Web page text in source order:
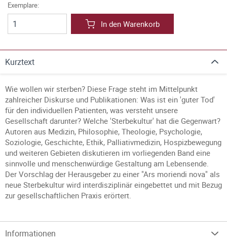
Exemplare:
In den Warenkorb
Kurztext
Wie wollen wir sterben? Diese Frage steht im Mittelpunkt
zahlreicher Diskurse und Publikationen: Was ist ein 'guter Tod'
für den individuellen Patienten, was versteht unsere
Gesellschaft darunter? Welche 'Sterbekultur' hat die Gegenwart?
Autoren aus Medizin, Philosophie, Theologie, Psychologie,
Soziologie, Geschichte, Ethik, Palliativmedizin, Hospizbewegung
und weiteren Gebieten diskutieren im vorliegenden Band eine
sinnvolle und menschenwürdige Gestaltung am Lebensende.
Der Vorschlag der Herausgeber zu einer "Ars moriendi nova" als
neue Sterbekultur wird interdisziplinär eingebettet und mit Bezug
zur gesellschaftlichen Praxis erörtert.
Informationen